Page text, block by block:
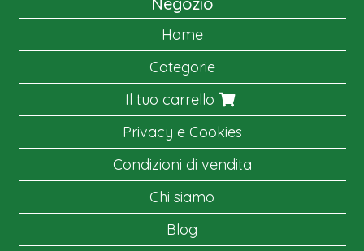
Home
Categorie
Il tuo carrello
Privacy e Cookies
Condizioni di vendita
Chi siamo
Blog